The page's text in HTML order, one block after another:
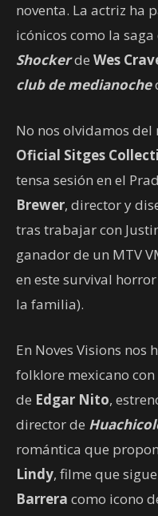
noventa. La actriz ha
icónicos como la saga
Shockerde Wes
club de medianoche
No nos olvidamos del
Oficial Sitges
tensa sesión en el
Brewer, director y
tras trabajar con
ganador de un MTV
en este survival
la familia).
En Noves Visions nos
folklore mexicano con
de Edgar Nito,
director de
romántica que
Lindy, filme que
Barrera como icono